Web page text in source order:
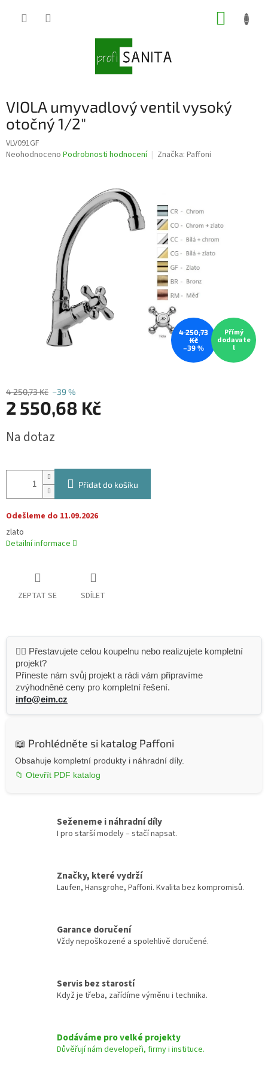
VIOLA umyvadlový ventil vysoký
otočný 1/2"
VLV091GF
Průměrné
Neohodnoceno Podrobnosti hodnocení Značka: Paffoni
4 250,73
Kč
–39 %
Přímý
dodavate
l
4 250,73 Kč –39 %
2 550,68 Kč
cena:
Na dotaz
Přidat do košíku
Odešleme do 11.09.2026
zlato
Detailní informace
ZEPTAT SE SDÍLET
👷‍♂️ Přestavujete celou koupelnu nebo realizujete kompletní
projekt?
Přineste nám svůj projekt a rádi vám připravíme
zvýhodněné ceny pro kompletní řešení.
info@eim.cz
📖 Prohlédněte si katalog Paffoni
Obsahuje kompletní produkty i náhradní díly.
📁 Otevřít PDF katalog
Seženeme i náhradní díly
I pro starší modely – stačí napsat.
Značky, které vydrží
Laufen, Hansgrohe, Paffoni. Kvalita bez kompromisů.
Garance doručení
Vždy nepoškozené a spolehlivě doručené.
Servis bez starostí
Když je třeba, zařídíme výměnu i technika.
Dodáváme pro velké projekty
Důvěřují nám developeři, firmy i instituce.